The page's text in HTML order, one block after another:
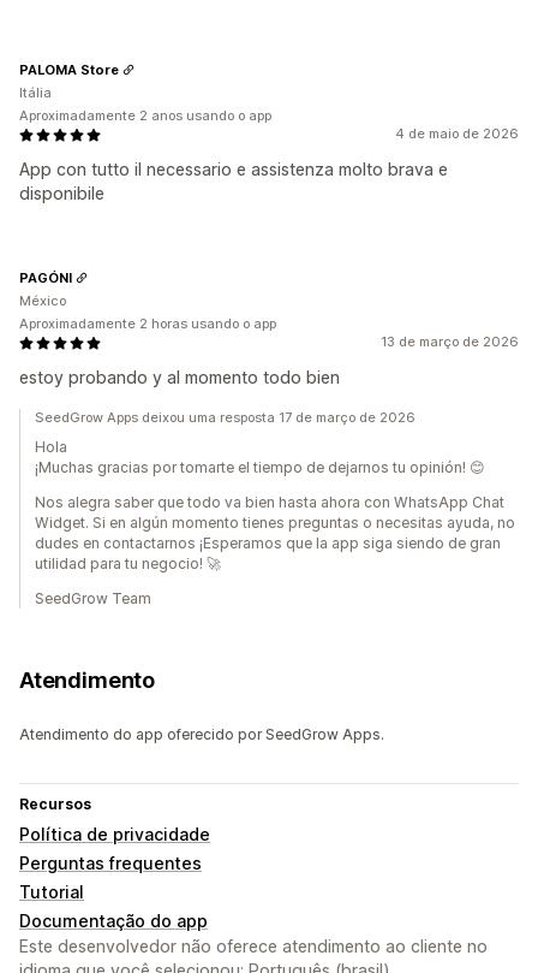
4 de maio de 2026
App con tutto il necessario e assistenza molto brava e
disponibile
PALOMA Store
Itália
Aproximadamente 2 anos usando o app
13 de março de 2026
estoy probando y al momento todo bien
PAGÓNI
México
Aproximadamente 2 horas usando o app
SeedGrow Apps deixou uma resposta 17 de março de 2026
Hola
¡Muchas gracias por tomarte el tiempo de dejarnos tu opinión! 😊
Nos alegra saber que todo va bien hasta ahora con WhatsApp Chat
Widget. Si en algún momento tienes preguntas o necesitas ayuda, no
dudes en contactarnos ¡Esperamos que la app siga siendo de gran
utilidad para tu negocio! 🚀
SeedGrow Team
Atendimento
Atendimento do app oferecido por SeedGrow Apps.
Recursos
Política de privacidade
Perguntas frequentes
Tutorial
Documentação do app
Este desenvolvedor não oferece atendimento ao cliente no